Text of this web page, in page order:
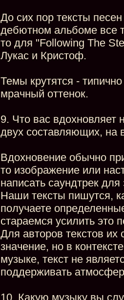
До сих пор тексты
дебютном альбоме все
то для "Following The
Лукас и Кристоф.
Темы крутятся -
мрачный оттенок.
9. Что вас вдохновляет
двух составляющих, на
Вдохновение обычно
то изображение или
написать саундтрек
Наши тексты пишутся,
получаете
стараемся усилить это
Для авторов текстов
значение, но в
музыке, текст не
поддерживать
10. Какую музыку вы